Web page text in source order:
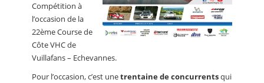
Compétition à
l’occasion de la
22ème Course de
Côte VHC de
Vuillafans – Echevannes.
Pour l’occasion, c’est unetrentaine de concurrentsqui